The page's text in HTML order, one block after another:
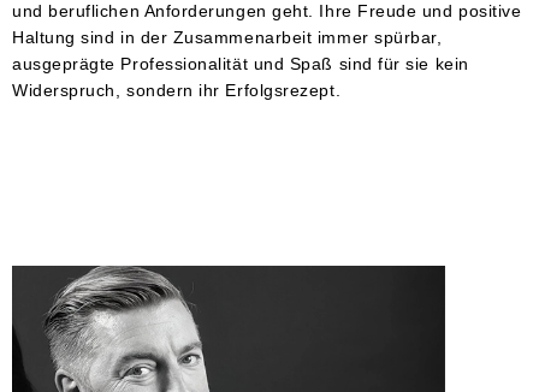
und beruflichen Anforderungen geht. Ihre Freude und positive
Haltung sind in der Zusammenarbeit immer spürbar,
ausgeprägte Professionalität und Spaß sind für sie kein
Widerspruch, sondern ihr Erfolgsrezept.